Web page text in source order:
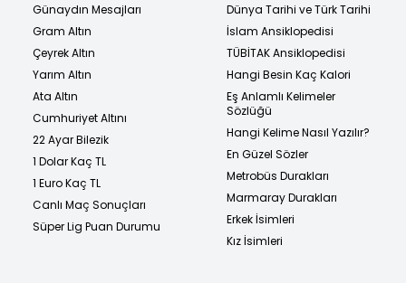
Günaydın Mesajları
Gram Altın
Çeyrek Altın
Yarım Altın
Ata Altın
Cumhuriyet Altını
22 Ayar Bilezik
1 Dolar Kaç TL
1 Euro Kaç TL
Canlı Maç Sonuçları
Süper Lig Puan Durumu
Dünya Tarihi ve Türk Tarihi
İslam Ansiklopedisi
TÜBİTAK Ansiklopedisi
Hangi Besin Kaç Kalori
Eş Anlamlı Kelimeler
Sözlüğü
Hangi Kelime Nasıl Yazılır?
En Güzel Sözler
Metrobüs Durakları
Marmaray Durakları
Erkek İsimleri
Kız İsimleri